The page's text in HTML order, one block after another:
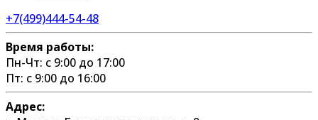
+7(499)444-54-48
Время работы:
Пн-Чт: с 9:00 до 17:00
Пт: с 9:00 до 16:00
Адрес: